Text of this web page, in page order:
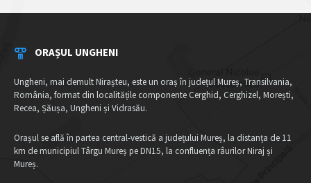
ORAȘUL UNGHENI
Ungheni, mai demult Nirașteu, este un oraș în județul Mureș, Transilvania,
România, format din localitățile componente Cerghid, Cerghizel, Morești,
Recea, Șăușa, Ungheni și Vidrasău.
Orașul se află în partea central-vestică a județului Mureș, la distanța de 11
km de municipiul Târgu Mureș pe DN15, la confluența râurilor Niraj și
Mureș.